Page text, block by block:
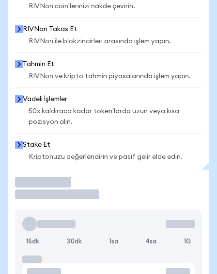
RIVNon coin'lerinizi nakde çevirin.
RIVNon Takas Et
RIVNon ile blokzincirleri arasında işlem yapın.
Tahmin Et
RIVNon ve kripto tahmin piyasalarında işlem yapın.
Vadeli İşlemler
50x kaldıraca kadar token'larda uzun veya kısa
pozisyon alın.
Stake Et
Kriptonuzu değerlendirin ve pasif gelir elde edin.
15dk 30dk 1sa 4sa 1G